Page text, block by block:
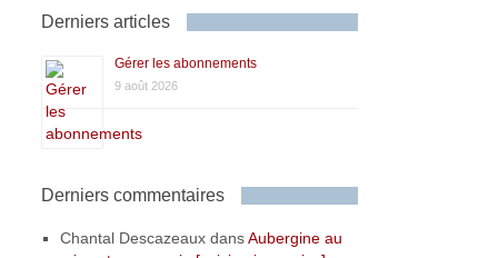
Derniers articles
Gérer les abonnements
9 août 2026
Derniers commentaires
Chantal Descazeaux dansAubergine au